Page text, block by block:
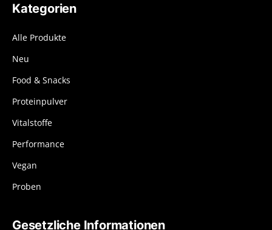
Kategorien
Alle Produkte
Neu
Food & Snacks
Proteinpulver
Vitalstoffe
Performance
Vegan
Proben
Gesetzliche Informationen